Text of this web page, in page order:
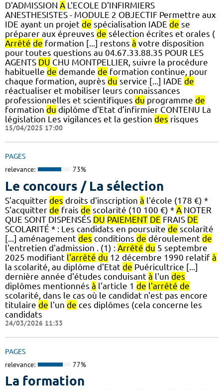
D'ADMISSION A L'ECOLE D'INFIRMIERS
ANESTHESISTES - MODULE 2 OBJECTIF Permettre aux
IDE ayant un projet de spécialisation IADE de se
préparer aux épreuves de sélection écrites et orales (
Arrêté de formation [...] restons à votre disposition
pour toutes questions au 04.67.33.88.35 POUR LES
AGENTS DU CHU MONTPELLIER, suivre la procédure
habituelle de demande de formation continue, pour
chaque formation, auprès du service [...] IADE de
réactualiser et mobiliser leurs connaissances
professionnelles et scientifiques du programme de
formation du diplôme d’Etat d’infirmier CONTENU La
législation Les vigilances et la gestion des risques
15/04/2025 17:00
PAGES
relevance: 73%
Le concours / La sélection
S’acquitter des droits d'inscription à l'école (178 €) *
S’acquitter de frais de scolarité (10 100 €) * A NOTER
QUE SONT DISPENSÉS DU PAIEMENT DE FRAIS DE
SCOLARITÉ * : Les candidats en poursuite de scolarité
[...] aménagement des conditions de déroulement de
l'entretien d'admission . (1) : Arrêté du 5 septembre
2025 modifiant l'arrêté du 12 décembre 1990 relatif à
la scolarité, au diplôme d'Etat de Puéricultrice [...]
dernière année d'études conduisant à l'un des
diplômes mentionnés à l'article 1 de l'arrêté de
scolarité, dans le cas où le candidat n'est pas encore
titulaire de l'un de ces diplômes (cela concerne les
candidats
24/03/2026 11:33
PAGES
relevance: 77%
La formation